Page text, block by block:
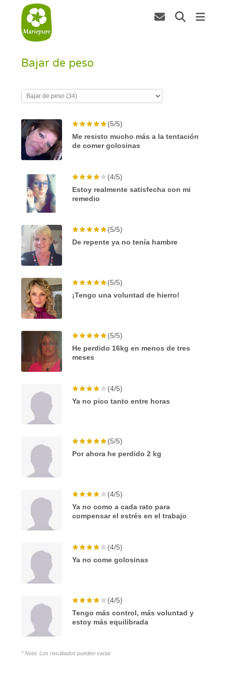
Bajar de peso
(5/5)
Me resisto mucho más a la tentación
de comer golosinas
(4/5)
Estoy realmente satisfecha con mi
remedio
(5/5)
De repente ya no tenía hambre
(5/5)
¡Tengo una voluntad de hierro!
(5/5)
He perdido 16kg en menos de tres
meses
(4/5)
Ya no pico tanto entre horas
(5/5)
Por ahora he perdido 2 kg
(4/5)
Ya no como a cada rato para
compensar el estrés en el trabajo
(4/5)
Ya no come golosinas
(4/5)
Tengo más control, más voluntad y
estoy más equilibrada
* Nota: Los resultados pueden variar